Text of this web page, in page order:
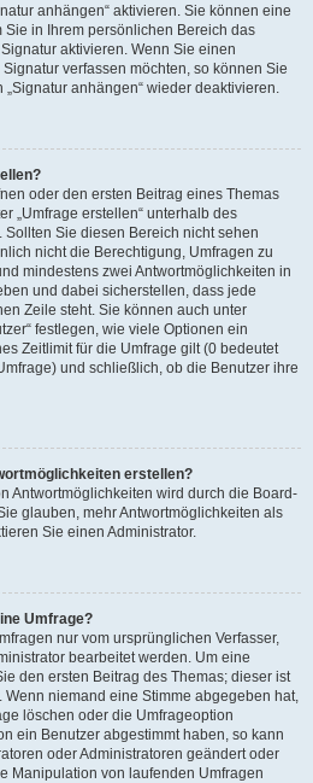
anhängen“ aktivieren. Sie können eine
in Ihrem persönlichen Bereich das
aktivieren. Wenn Sie einen
verfassen möchten, so können Sie
anhängen“ wieder deaktivieren.
oder den ersten Beitrag eines Themas
„Umfrage erstellen“ unterhalb des
Sollten Sie diesen Bereich nicht sehen
nicht die Berechtigung, Umfragen zu
mindestens zwei Antwortmöglichkeiten in
und dabei sicherstellen, dass jede
Zeile steht. Sie können auch unter
festlegen, wie viele Optionen ein
Zeitlimit für die Umfrage gilt (0 bedeutet
und schließlich, ob die Benutzer ihre
erstellen?
Antwortmöglichkeiten wird durch die Board-
glauben, mehr Antwortmöglichkeiten als
Sie einen Administrator.
Umfrage?
nur vom ursprünglichen Verfasser,
bearbeitet werden. Um eine
den ersten Beitrag des Themas; dieser ist
Wenn niemand eine Stimme abgegeben hat,
löschen oder die Umfrageoption
ein Benutzer abgestimmt haben, so kann
oder Administratoren geändert oder
Manipulation von laufenden Umfragen